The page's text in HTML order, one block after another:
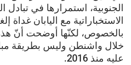
الجنوبية، استمرارها في تبادل
الاستخباراتية مع اليابان غداة
بالخصوص، لكنّها أوضحت أنّ
خلال واشنطن وليس بطريقة
عليه منذ 2016.